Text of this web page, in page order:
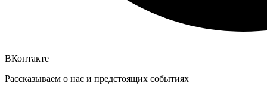
ВКонтакте
Рассказываем о нас и предстоящих событиях